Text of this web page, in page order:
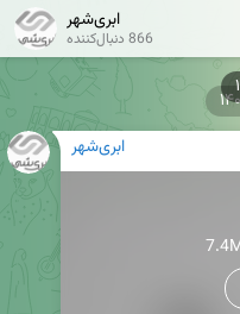
ابری‌شهر
866 دنبال‌کننده
ابری‌شهر